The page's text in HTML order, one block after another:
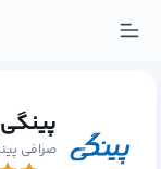
پینگی
صرافی